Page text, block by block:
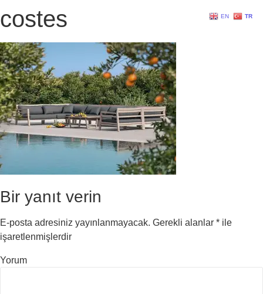
costes
Bir yanıt verin
E-posta adresiniz yayınlanmayacak. Gerekli alanlar * ile
işaretlenmişlerdir
Yorum
EN TR